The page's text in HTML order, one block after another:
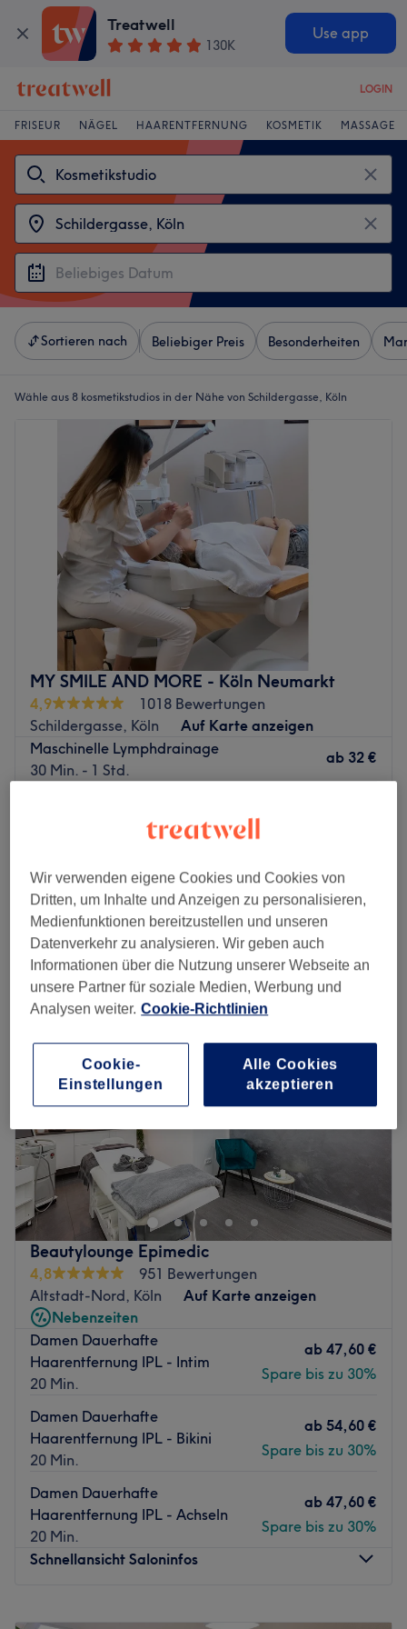
Treatwell
130K
Use app
LOGIN
FRISEUR NÄGEL HAARENTFERNUNG KOSMETIK MASSAGE
Sortieren nach Beliebiger Preis Besonderheiten
Wähle aus 8 kosmetikstudios in der Nähe von Schildergasse, Köln
MY SMILE AND MORE - Köln Neumarkt
4,9
1018 Bewertungen
Schildergasse, Köln
Auf Karte anzeigen
Maschinelle Lymphdrainage
30 Min. - 1 Std.
ab 32 €
kennenlern Angebot für Neukunden (20 Min.)
20 Min.
29 €
Schnellansicht Saloninfos
Montag 09:30– 19:30
Dienstag
09:30– 19:30
Mittwoch
Donnerstag
10:00–21:00
Freitag
07:50–19:30
Samstag
10:00–16:00
Sonntag
Geschlossen
Triff auf die Profis für dauerhafte Haarentfernung und
Kosmetik bei MY SMILE AND MORE! Du möchtest den
Schritt für umwerfende Haut wagen? Dann mach Schluss
mit Lustig und buche dir deinen Wunschtermin jetzt ganz
einfach online über Treatwell – du wirst sehen, wie
glücklich es dich macht.
Glatte und makellose Haut sind sexy und verführerisch.
Rasurbrand und schmerzhaftes Epilieren dagegen
weniger. Wie gut, dass es MY SMILE AND MORE gibt!
Seit 2000 ist die gelernte Fachkosmetikerin Suna Arslan
und ihr professionelles Team schon als
zur Stelle. Die schmerzfreie Lasertechnik (auch IPL -
Impluse Light Technologie genannt) entfernt störende
Härchen dauerhaft. Erste Erfolge sind bereits nach
wenigen Anwendungen sichtbar und auf lästiges
Rasieren kannst du bald an jeder beliebigen Körperstelle
verzichten. Neben der Haarentfernung hat das Studio
noch weite Highlights für dich auf dem Programm:
Beautylounge Epimedic
4,8
951 Bewertungen
Altstadt-Nord, Köln
Auf Karte anzeigen
Nebenzeiten
Damen Dauerhafte
Haarentfernung IPL - Intim
20 Min.
ab 47,60 €
Spare bis zu 30%
Damen Dauerhafte
Haarentfernung IPL - Bikini
20 Min.
ab 54,60 €
Spare bis zu 30%
Damen Dauerhafte
Haarentfernung IPL - Achseln
20 Min.
ab 47,60 €
Spare bis zu 30%
Schnellansicht Saloninfos
Wir verwenden eigene Cookies und Cookies von
Dritten, um Inhalte und Anzeigen zu personalisieren,
Medienfunktionen bereitzustellen und unseren
Datenverkehr zu analysieren. Wir geben auch
Informationen über die Nutzung unserer Webseite an
unsere Partner für soziale Medien, Werbung und
Analysen weiter. Cookie-Richtlinien
Cookie-
Einstellungen
Alle Cookies
akzeptieren